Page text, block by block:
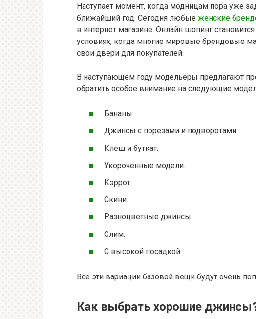
Наступает момент, когда модницам пора уже
ближайший год. Сегодня любые женские
в интернет магазине. Онлайн шопинг
условиях, когда многие мировые брендовые
свои двери для покупателей.
В наступающем году модельеры предлагают
обратить особое внимание на следующие
Бананы.
Джинсы с порезами и подворотами.
Клеш и буткат.
Укороченные модели.
Кэррот.
Скини.
Разноцветные джинсы.
Слим.
С высокой посадкой.
Все эти вариации базовой вещи будут очень
Как выбрать хорошие